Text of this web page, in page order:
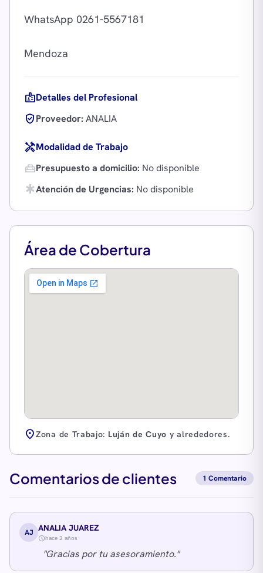
WhatsApp 0261-5567181
badgeDetalles del Profesional
verified_userProveedor: ANALIA
handymanModalidad de Trabajo
home_repair_servicePresupuesto a domicilio: No disponible
emergencyAtención de Urgencias: No disponible
Área de Cobertura
location_onZona de Trabajo: Luján de Cuyo y alrededores.
Comentarios de clientes 1 Comentario
AJ ANALIA JUAREZ
schedulehace 2 años
"Gracias por tu asesoramiento."